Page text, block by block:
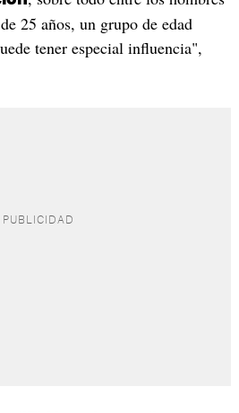
25 años, un grupo de edad
tener especial influencia",